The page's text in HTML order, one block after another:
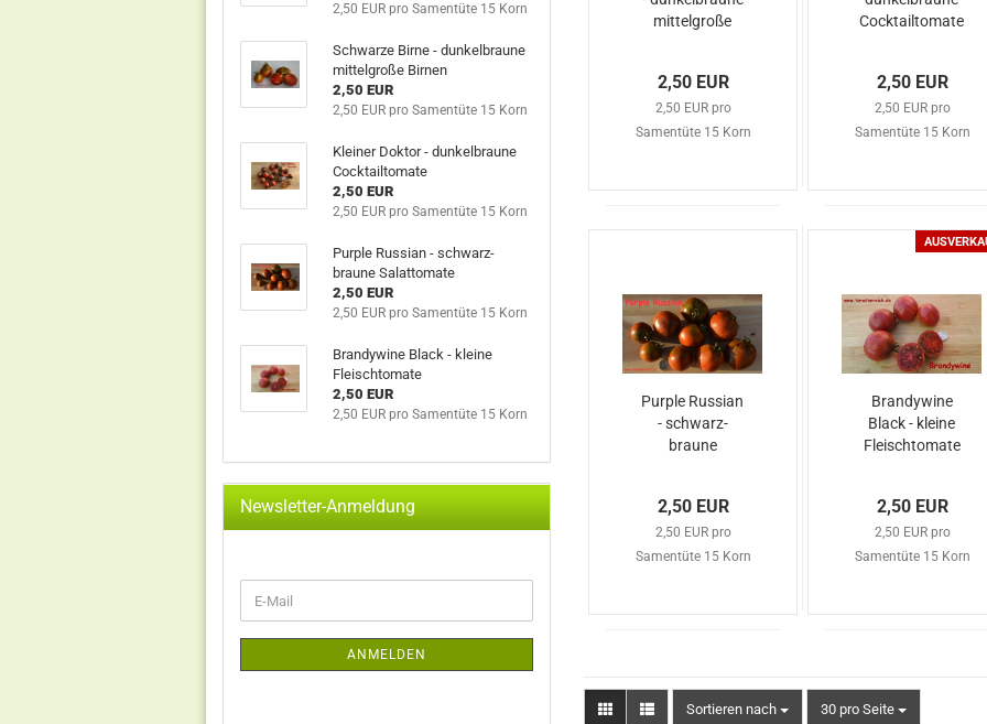
mittelgroße
2,50 EUR
2,50 EUR pro
Samentüte 15 Korn
Cocktailtomate
2,50 EUR
2,50 EUR pro
Samentüte 15 Korn
Purple Russian
- schwarz-
braune
2,50 EUR
2,50 EUR pro
Samentüte 15 Korn
Brandywine
Black - kleine
Fleischtomate
2,50 EUR
2,50 EUR pro
Samentüte 15 Korn
Sortieren nach
Sortieren nach 30 pro Seite
pro Seite
2,50 EUR pro Samentüte 15 Korn
Schwarze Birne - dunkelbraune
mittelgroße Birnen
2,50 EUR
2,50 EUR pro Samentüte 15 Korn
Kleiner Doktor - dunkelbraune
Cocktailtomate
2,50 EUR
2,50 EUR pro Samentüte 15 Korn
Purple Russian - schwarz-
braune Salattomate
2,50 EUR
2,50 EUR pro Samentüte 15 Korn
Brandywine Black - kleine
Fleischtomate
2,50 EUR
2,50 EUR pro Samentüte 15 Korn
Newsletter-Anmeldung
ZUR
E-
Mail
ANMELDEN